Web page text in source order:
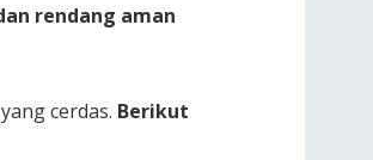
rendang aman
cerdas. Berikut